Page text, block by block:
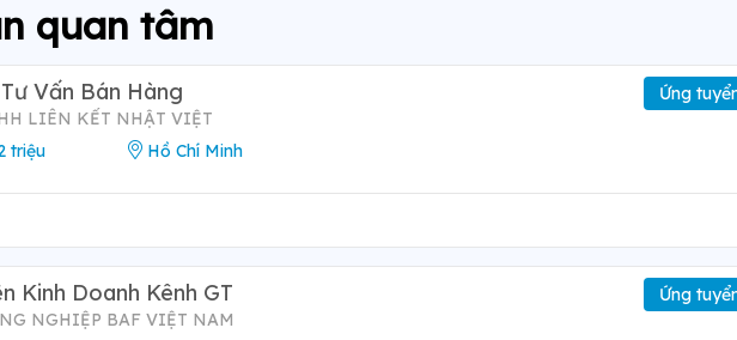
quan tâm
Vấn Bán Hàng
LIÊN KẾT NHẬT VIỆT
triệu
Hồ Chí Minh
Ứng
Kinh Doanh Kênh GT
NGHIỆP BAF VIỆT NAM
Ứng